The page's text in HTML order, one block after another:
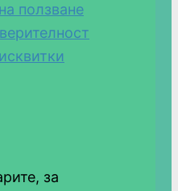
ползване
за